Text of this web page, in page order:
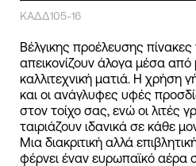
ΚΑΔΔ105-16
Βέλγικης προέλευσης
απεικονίζουν άλογα μέσα από
καλλιτεχνική ματιά. Η χρήση
και οι ανάγλυφες υφές
στον τοίχο σας, ενώ οι λιτές
ταιριάζουν ιδανικά σε κάθε
Μια διακριτική αλλά
φέρνει έναν ευρωπαϊκό αέρα